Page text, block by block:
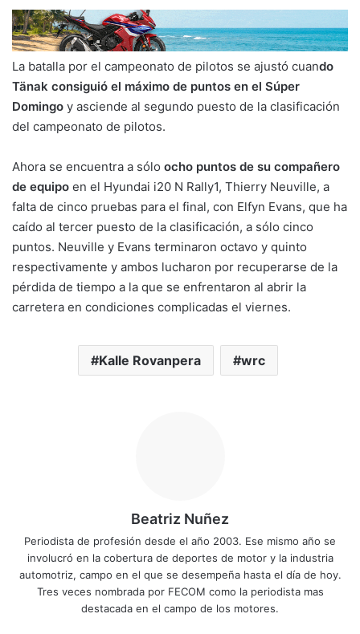
La batalla por el campeonato de pilotos se ajustó cuando
Tänak consiguió el máximo de puntos en el Súper
Domingo y asciende al segundo puesto de la clasificación
del campeonato de pilotos.
Ahora se encuentra a sólo ocho puntos de su compañero
de equipo en el Hyundai i20 N Rally1, Thierry Neuville, a
falta de cinco pruebas para el final, con Elfyn Evans, que ha
caído al tercer puesto de la clasificación, a sólo cinco
puntos. Neuville y Evans terminaron octavo y quinto
respectivamente y ambos lucharon por recuperarse de la
pérdida de tiempo a la que se enfrentaron al abrir la
carretera en condiciones complicadas el viernes.
Kalle Rovanpera wrc
Beatriz Nuñez
Periodista de profesión desde el año 2003. Ese mismo año se
involucró en la cobertura de deportes de motor y la industria
automotriz, campo en el que se desempeña hasta el día de hoy.
Tres veces nombrada por FECOM como la periodista mas
destacada en el campo de los motores.